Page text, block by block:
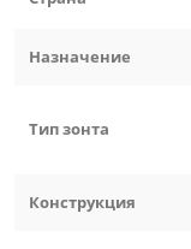
Назначение
Тип зонта
Конструкция